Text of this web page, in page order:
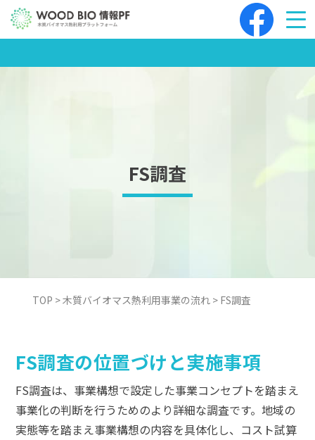
FS調査
TOP >木質バイオマス熱利用事業の流れ > FS調査
FS調査の位置づけと実施事項
FS調査は、事業構想で設定した事業コンセプトを踏まえ
事業化の判断を行うためのより詳細な調査です。地域の
実態等を踏まえ事業構想の内容を具体化し、コスト試算